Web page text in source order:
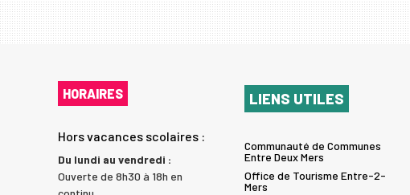
HORAIRES
Hors vacances scolaires :
Du lundi au vendredi :
Ouverte de 8h30 à 18h en
LIENS UTILES
Communauté de Communes
Entre Deux Mers
Office de Tourisme Entre-2-
Mers